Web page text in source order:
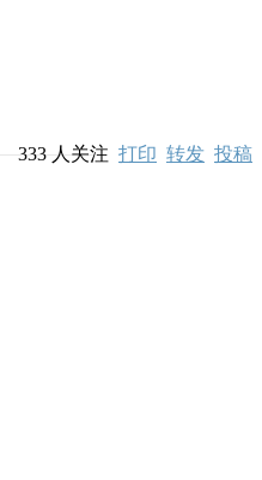
333人关注 打印 转发 投稿